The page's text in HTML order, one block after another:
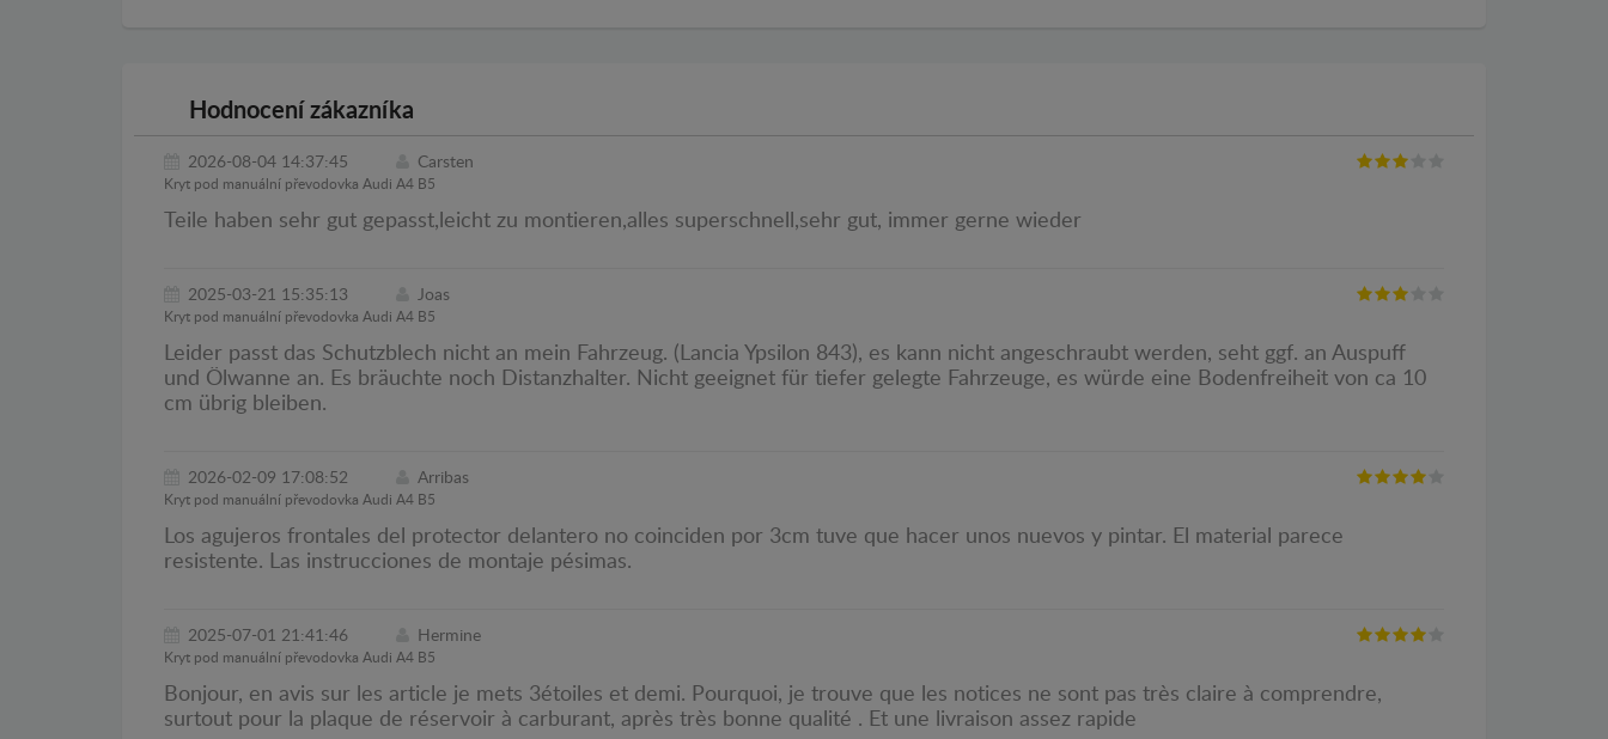
Hodnocení zákazníka
2026-08-04 14:37:45 Carsten
Kryt pod manuální převodovka Audi A4 B5
Teile haben sehr gut gepasst,leicht zu montieren,alles superschnell,sehr gut, immer gerne wieder
2025-03-21 15:35:13 Joas
Kryt pod manuální převodovka Audi A4 B5
Leider passt das Schutzblech nicht an mein Fahrzeug. (Lancia Ypsilon 843), es kann nicht angeschraubt werden, seht ggf. an Auspuff
und Ölwanne an. Es bräuchte noch Distanzhalter. Nicht geeignet für tiefer gelegte Fahrzeuge, es würde eine Bodenfreiheit von ca 10
cm übrig bleiben.
2026-02-09 17:08:52 Arribas
Kryt pod manuální převodovka Audi A4 B5
Los agujeros frontales del protector delantero no coinciden por 3cm tuve que hacer unos nuevos y pintar. El material parece
resistente. Las instrucciones de montaje pésimas.
2025-07-01 21:41:46 Hermine
Kryt pod manuální převodovka Audi A4 B5
Bonjour, en avis sur les article je mets 3étoiles et demi. Pourquoi, je trouve que les notices ne sont pas très claire à comprendre,
surtout pour la plaque de réservoir à carburant, après très bonne qualité . Et une livraison assez rapide